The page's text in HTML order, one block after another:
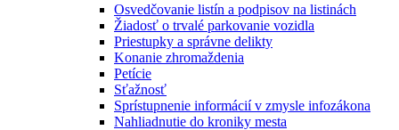
Osvedčovanie listín a podpisov na listinách
Žiadosť o trvalé parkovanie vozidla
Priestupky a správne delikty
Konanie zhromaždenia
Petície
Sťažnosť
Sprístupnenie informácií v zmysle infozákona
Nahliadnutie do kroniky mesta